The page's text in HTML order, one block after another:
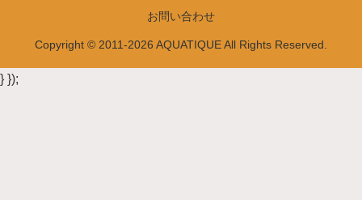
お問い合わせ
Copyright © 2011-2026 AQUATIQUE All Rights Reserved.
} });